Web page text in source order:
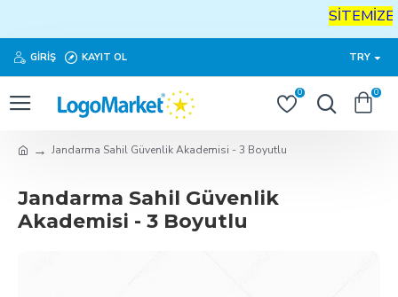
SİTEMİZE
GIRIŞ KAYIT OL TRY
0 0
Jandarma Sahil Güvenlik Akademisi - 3 Boyutlu
Jandarma Sahil Güvenlik
Akademisi - 3 Boyutlu